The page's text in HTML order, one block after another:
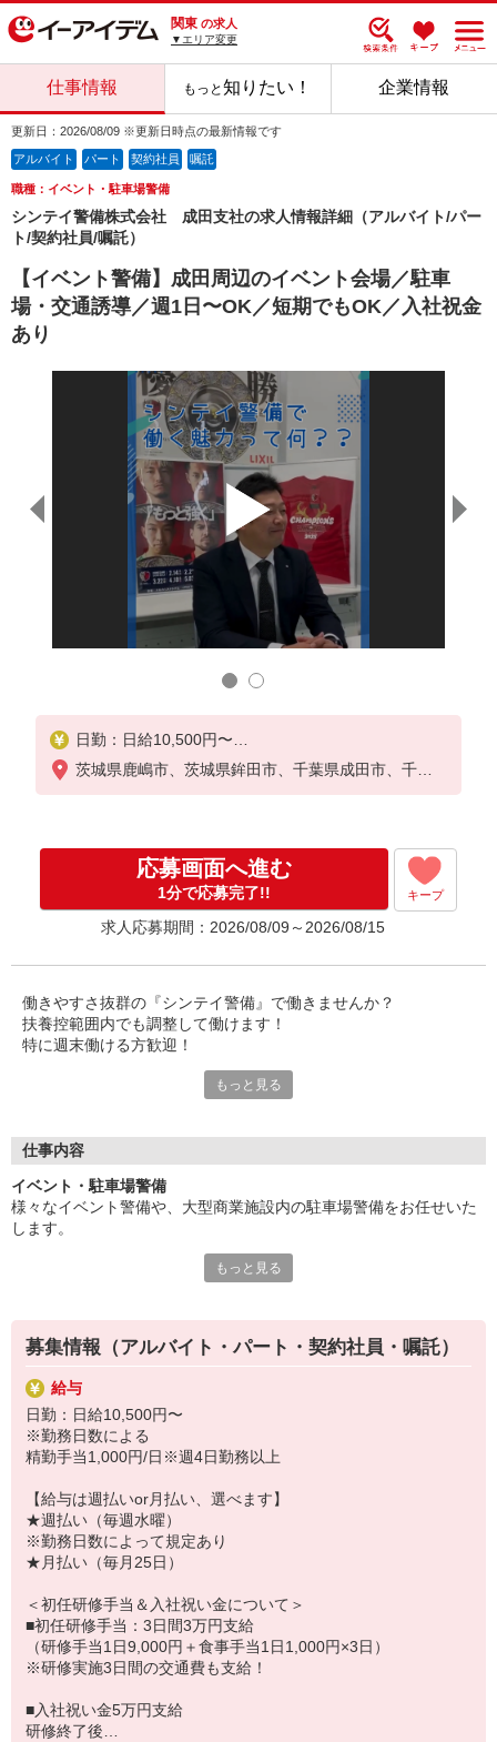
関東 の求人
▼エリア変更
仕事情報 もっと知りたい！ 企業情報
更新日：2026/08/09 ※更新日時点の最新情報です
アルバイト パート 契約社員 嘱託
職種：イベント・駐車場警備
シンテイ警備株式会社 成田支社の求人情報詳細（アルバイト/パー
ト/契約社員/嘱託）
【イベント警備】成田周辺のイベント会場／駐車
場・交通誘導／週1日〜OK／短期でもOK／入社祝金
あり
日勤：日給10,500円〜
※勤務日数による
精勤手当1,000円/日※週4日勤務以上
★週払い（毎週水曜）
※勤務日数によって規定あり
★月払い（毎月25日）
＜初任研修手当＆入社祝い金について＞
（研修手当1日9,000円＋食事手当1日1,000円×3日）
※研修実施3日間の交通費も支給！
■入社祝い金5万円支給
研修終了後…
ETできます！
茨城県鹿嶋市、茨城県鉾田市、千葉県成田市、千葉
応募画面へ進む
1分で応募完了!! キープ
求人応募期間：2026/08/09～2026/08/15
働きやすさ抜群の『シンテイ警備』で働きませんか？
扶養控範囲内でも調整して働けます！
特に週末働ける方歓迎！
≪初任研修手当＆入社祝い金あり≫
研修終了後
30回勤務で3万円
初任研修と合わせて8万円支給！
まずはお気軽にご応募ください♪
もっと見る
仕事内容
イベント・駐車場警備
様々なイベント警備や、大型商業施設内の駐車場警備をお任せいた
します。
・歩行者の誘導 など
歩行者や車の誘導を中心に警備業務を担当していただきます。
※難しい業務はないので、未経験者もご安心ください。
「車が通ります」「危ないので気を付けてください」など・・・
訪れる方が現場を安全に通れるよう、ご案内していただきます。
※研修有
もっと見る
募集情報（アルバイト・パート・契約社員・嘱託）
給与
日勤：日給10,500円〜
※勤務日数による
精勤手当1,000円/日※週4日勤務以上
【給与は週払いor月払い、選べます】
★週払い（毎週水曜）
※勤務日数によって規定あり
★月払い（毎月25日）
＜初任研修手当＆入社祝い金について＞
■初任研修手当：3日間3万円支給
（研修手当1日9,000円＋食事手当1日1,000円×3日）
※研修実施3日間の交通費も支給！
■入社祝い金5万円支給
研修終了後…